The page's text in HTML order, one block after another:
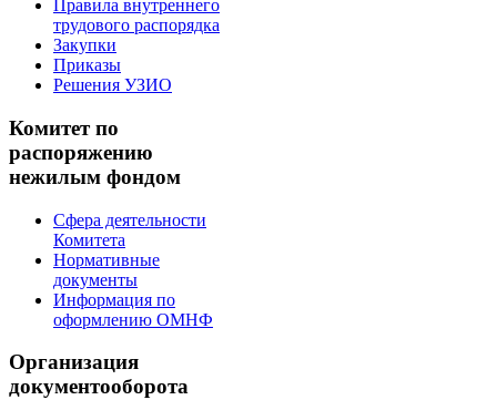
Правила внутреннего
трудового распорядка
Закупки
Приказы
Решения УЗИО
Комитет по
распоряжению
нежилым фондом
Сфера деятельности
Комитета
Нормативные
документы
Информация по
оформлению ОМНФ
Организация
документооборота